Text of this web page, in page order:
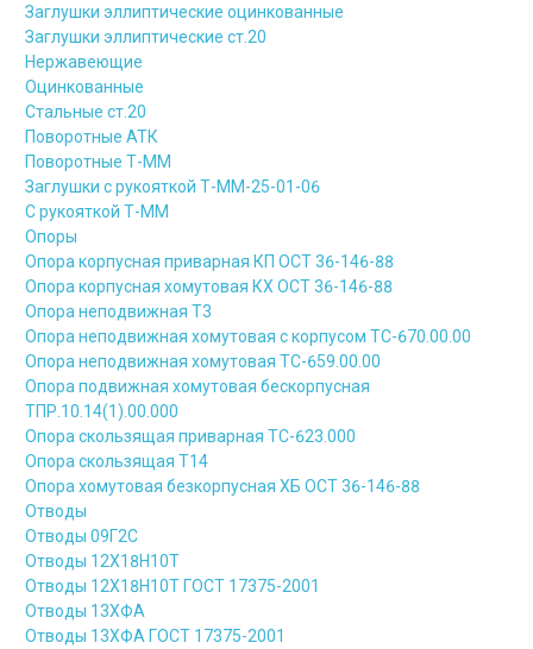
Заглушки эллиптические оцинкованные
Заглушки эллиптические ст.20
Нержавеющие
Оцинкованные
Стальные ст.20
Поворотные АТК
Поворотные Т-ММ
Заглушки с рукояткой Т-ММ-25-01-06
С рукояткой Т-ММ
Опоры
Опора корпусная приварная КП ОСТ 36-146-88
Опора корпусная хомутовая КХ ОСТ 36-146-88
Опора неподвижная Т3
Опора неподвижная хомутовая с корпусом ТС-670.00.00
Опора неподвижная хомутовая ТС-659.00.00
Опора подвижная хомутовая бескорпусная
ТПР.10.14(1).00.000
Опора скользящая приварная ТС-623.000
Опора скользящая Т14
Опора хомутовая безкорпусная ХБ ОСТ 36-146-88
Отводы
Отводы 09Г2С
Отводы 12Х18Н10Т
Отводы 12Х18Н10Т ГОСТ 17375-2001
Отводы 13ХФА
Отводы 13ХФА ГОСТ 17375-2001